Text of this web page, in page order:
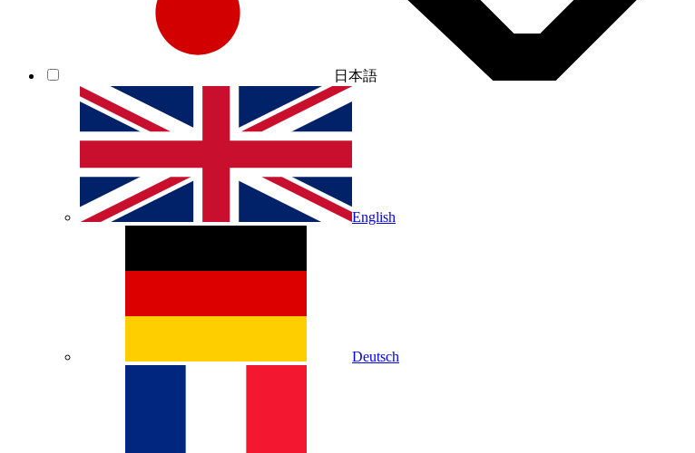
日本語
English
Deutsch